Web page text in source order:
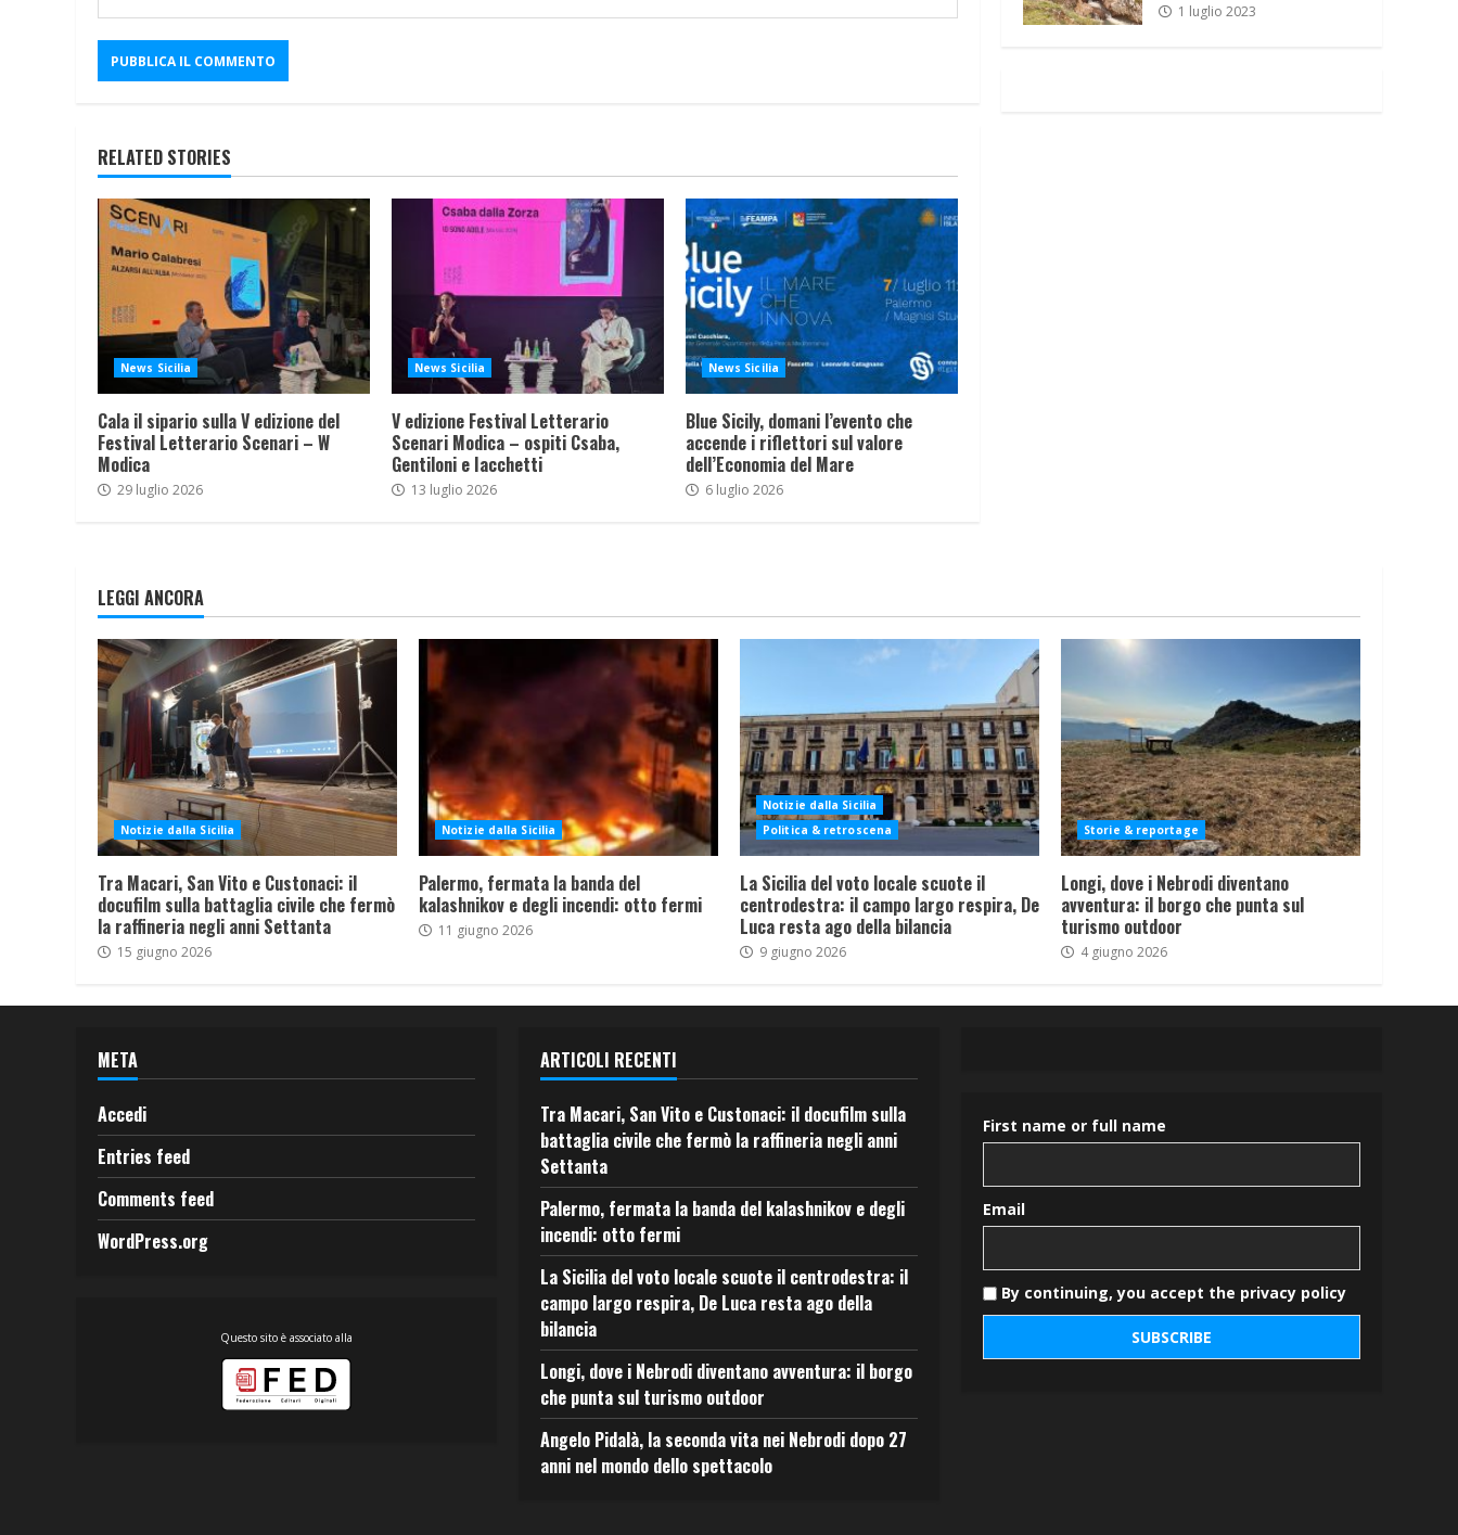
RELATED STORIES
News Sicilia
Cala il sipario sulla V edizione del
Festival Letterario Scenari – W
Modica
29 luglio 2026
News Sicilia
V edizione Festival Letterario
Scenari Modica – ospiti Csaba,
Gentiloni e Iacchetti
13 luglio 2026
News Sicilia
Blue Sicily, domani l’evento che
accende i riflettori sul valore
dell’Economia del Mare
6 luglio 2026
1 luglio 2023
LEGGI ANCORA
Notizie dalla Sicilia
Tra Macari, San Vito e Custonaci: il
docufilm sulla battaglia civile che fermò
la raffineria negli anni Settanta
15 giugno 2026
Notizie dalla Sicilia
Palermo, fermata la banda del
kalashnikov e degli incendi: otto fermi
11 giugno 2026
Notizie dalla Sicilia
Politica & retroscena
La Sicilia del voto locale scuote il
centrodestra: il campo largo respira, De
Luca resta ago della bilancia
9 giugno 2026
Storie & reportage
Longi, dove i Nebrodi diventano
avventura: il borgo che punta sul
turismo outdoor
4 giugno 2026
META
Accedi
Entries feed
Comments feed
WordPress.org
Questo sito è associato alla
ARTICOLI RECENTI
Tra Macari, San Vito e Custonaci: il docufilm sulla
battaglia civile che fermò la raffineria negli anni
Settanta
Palermo, fermata la banda del kalashnikov e degli
incendi: otto fermi
La Sicilia del voto locale scuote il centrodestra: il
campo largo respira, De Luca resta ago della
bilancia
Longi, dove i Nebrodi diventano avventura: il borgo
che punta sul turismo outdoor
Angelo Pidalà, la seconda vita nei Nebrodi dopo 27
anni nel mondo dello spettacolo
First name or full name
Email
By continuing, you accept the privacy policy